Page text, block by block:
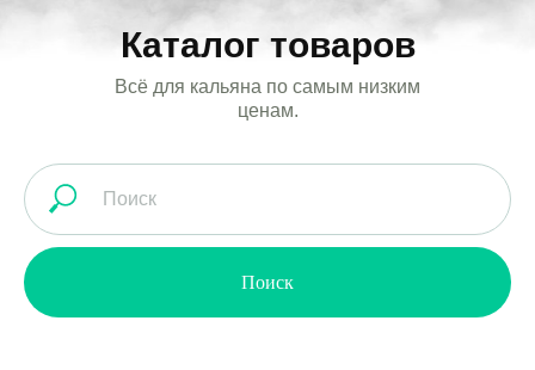
Каталог товаров
Всё для кальяна по самым низким
ценам.
Поиск